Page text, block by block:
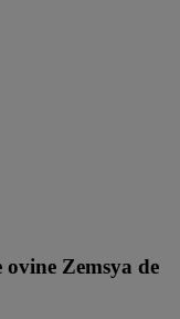
Zemsya de